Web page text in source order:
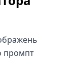
промпт